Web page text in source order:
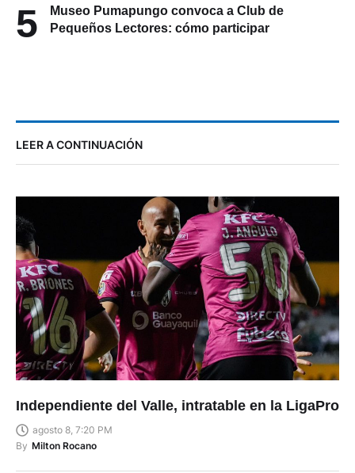
5
Museo Pumapungo convoca a Club de
Pequeños Lectores: cómo participar
LEER A CONTINUACIÓN
Independiente del Valle, intratable en la LigaPro
agosto 8, 7:20 PM
By Milton Rocano